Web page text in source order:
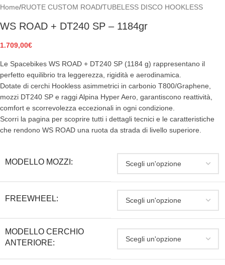
Home/RUOTE CUSTOM ROAD/TUBELESS DISCO HOOKLESS
WS ROAD + DT240 SP – 1184gr
1.709,00€
Le Spacebikes WS ROAD + DT240 SP (1184 g) rappresentano il
perfetto equilibrio tra leggerezza, rigidità e aerodinamica.
Dotate di cerchi Hookless asimmetrici in carbonio T800/Graphene,
mozzi DT240 SP e raggi Alpina Hyper Aero, garantiscono reattività,
comfort e scorrevolezza eccezionali in ogni condizione.
Scorri la pagina per scoprire tutti i dettagli tecnici e le caratteristiche
che rendono WS ROAD una ruota da strada di livello superiore.
MODELLO MOZZI:
FREEWHEEL:
MODELLO CERCHIO
ANTERIORE: